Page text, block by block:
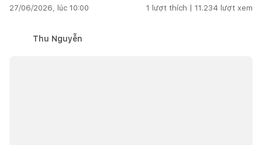
27/06/2026, lúc 10:00 1 lượt thích | 11.234 lượt xem
Thu Nguyễn